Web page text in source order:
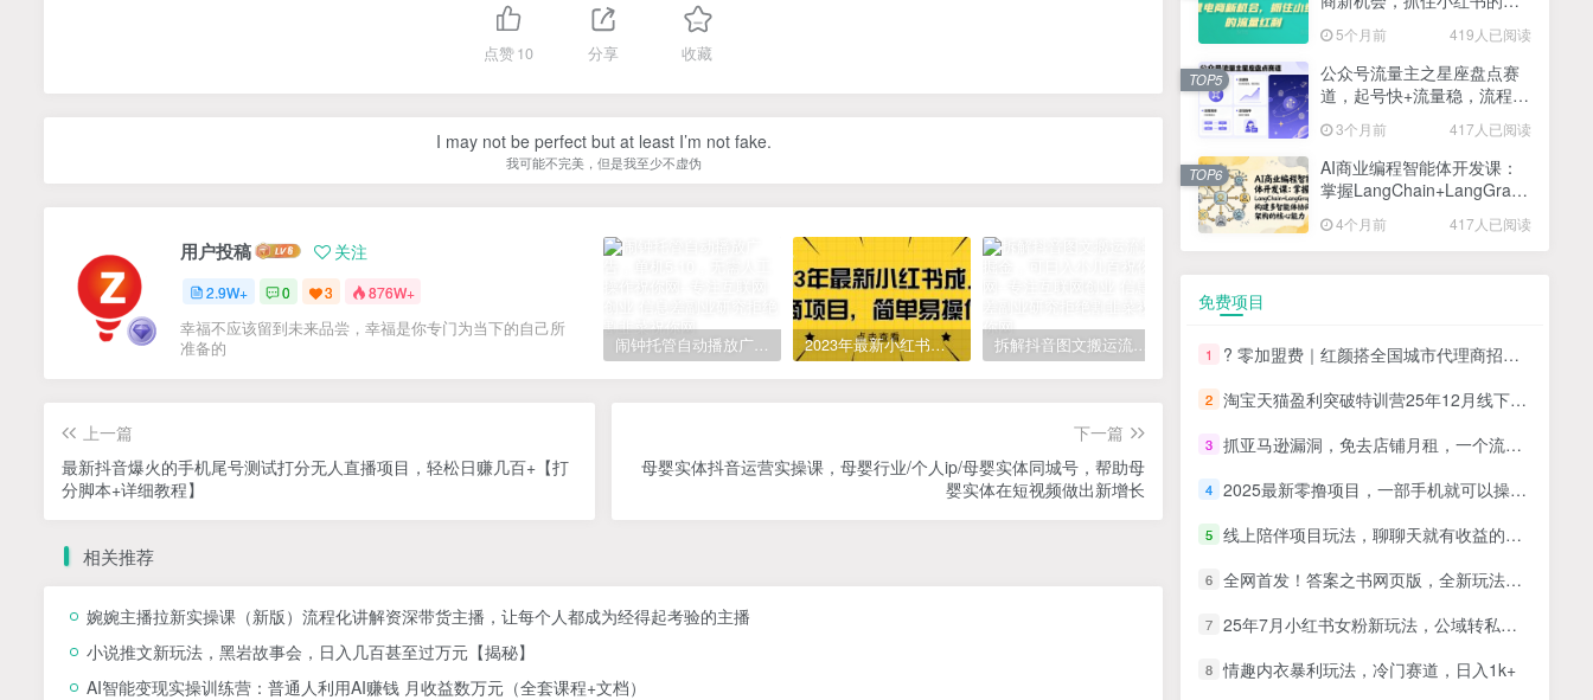
点赞10 分享 收藏
I may not be perfect but at least I’m not fake.
我可能不完美，但是我至少不虚伪
用户投稿 关注
2.9W+ 0 3 876W+
幸福不应该留到未来品尝，幸福是你专门为当下的自己所
准备的
2023年最新小红书成人电商项目，简单易操作【详细教程】 快手星火计划项目玩法，零门槛，单视频收益5000+，保姆级教程
上一篇
最新抖音爆火的手机尾号测试打分无人直播项目，轻松日赚几百+【打
分脚本+详细教程】
下一篇
母婴实体抖音运营实操课，母婴行业/个人ip/母婴实体同城号，帮助母
婴实体在短视频做出新增长
相关推荐
婉婉主播拉新实操课（新版）流程化讲解资深带货主播，让每个人都成为经得起考验的主播
小说推文新玩法，黑岩故事会，日入几百甚至过万元【揭秘】
AI智能变现实操训练营：普通人利用AI赚钱 月收益数万元（全套课程+文档）
10 2025年百家号AI图文掘金，手机操作单号月入4-5位数，低门槛【附指令+工具】
抖音情感文案项目玩法，单月涨粉3000+，新手小白也能做
5个月前 419人已阅读
公众号流量主之星座盘点赛
道，起号快+流量稳，流程简
3个月前 417人已阅读
TOP5
AI商业编程智能体开发课：
掌握LangChain+LangGraph
心能力
4个月前 417人已阅读
TOP6
免费项目
1 ? 零加盟费｜红颜搭全国城市代理商招募正式启动！
2 淘宝天猫盈利突破特训营25年12月线下课，系统性的深度剖析电商企业经营之道，打造电商标准化运营体系
3 抓亚马逊漏洞，免去店铺月租，一个流量大竞争小，让你有机会成大卖的赛道
4 2025最新零撸项目，一部手机就可以操作，20秒一单，零投入纯薅羊毛，无门槛，一天200+【揭秘】
5 线上陪伴项目玩法，聊聊天就有收益的项目，一个月收益5000+
6 全网首发！答案之书网页版，全新玩法，搭配文档和网页，日入1k+零门槛小白首选副业
7 25年7月小红书女粉新玩法，公域转私域变现，日轻松变现2张+，5分钟简单复制好上手
8 情趣内衣暴利玩法，冷门赛道，日入1k+